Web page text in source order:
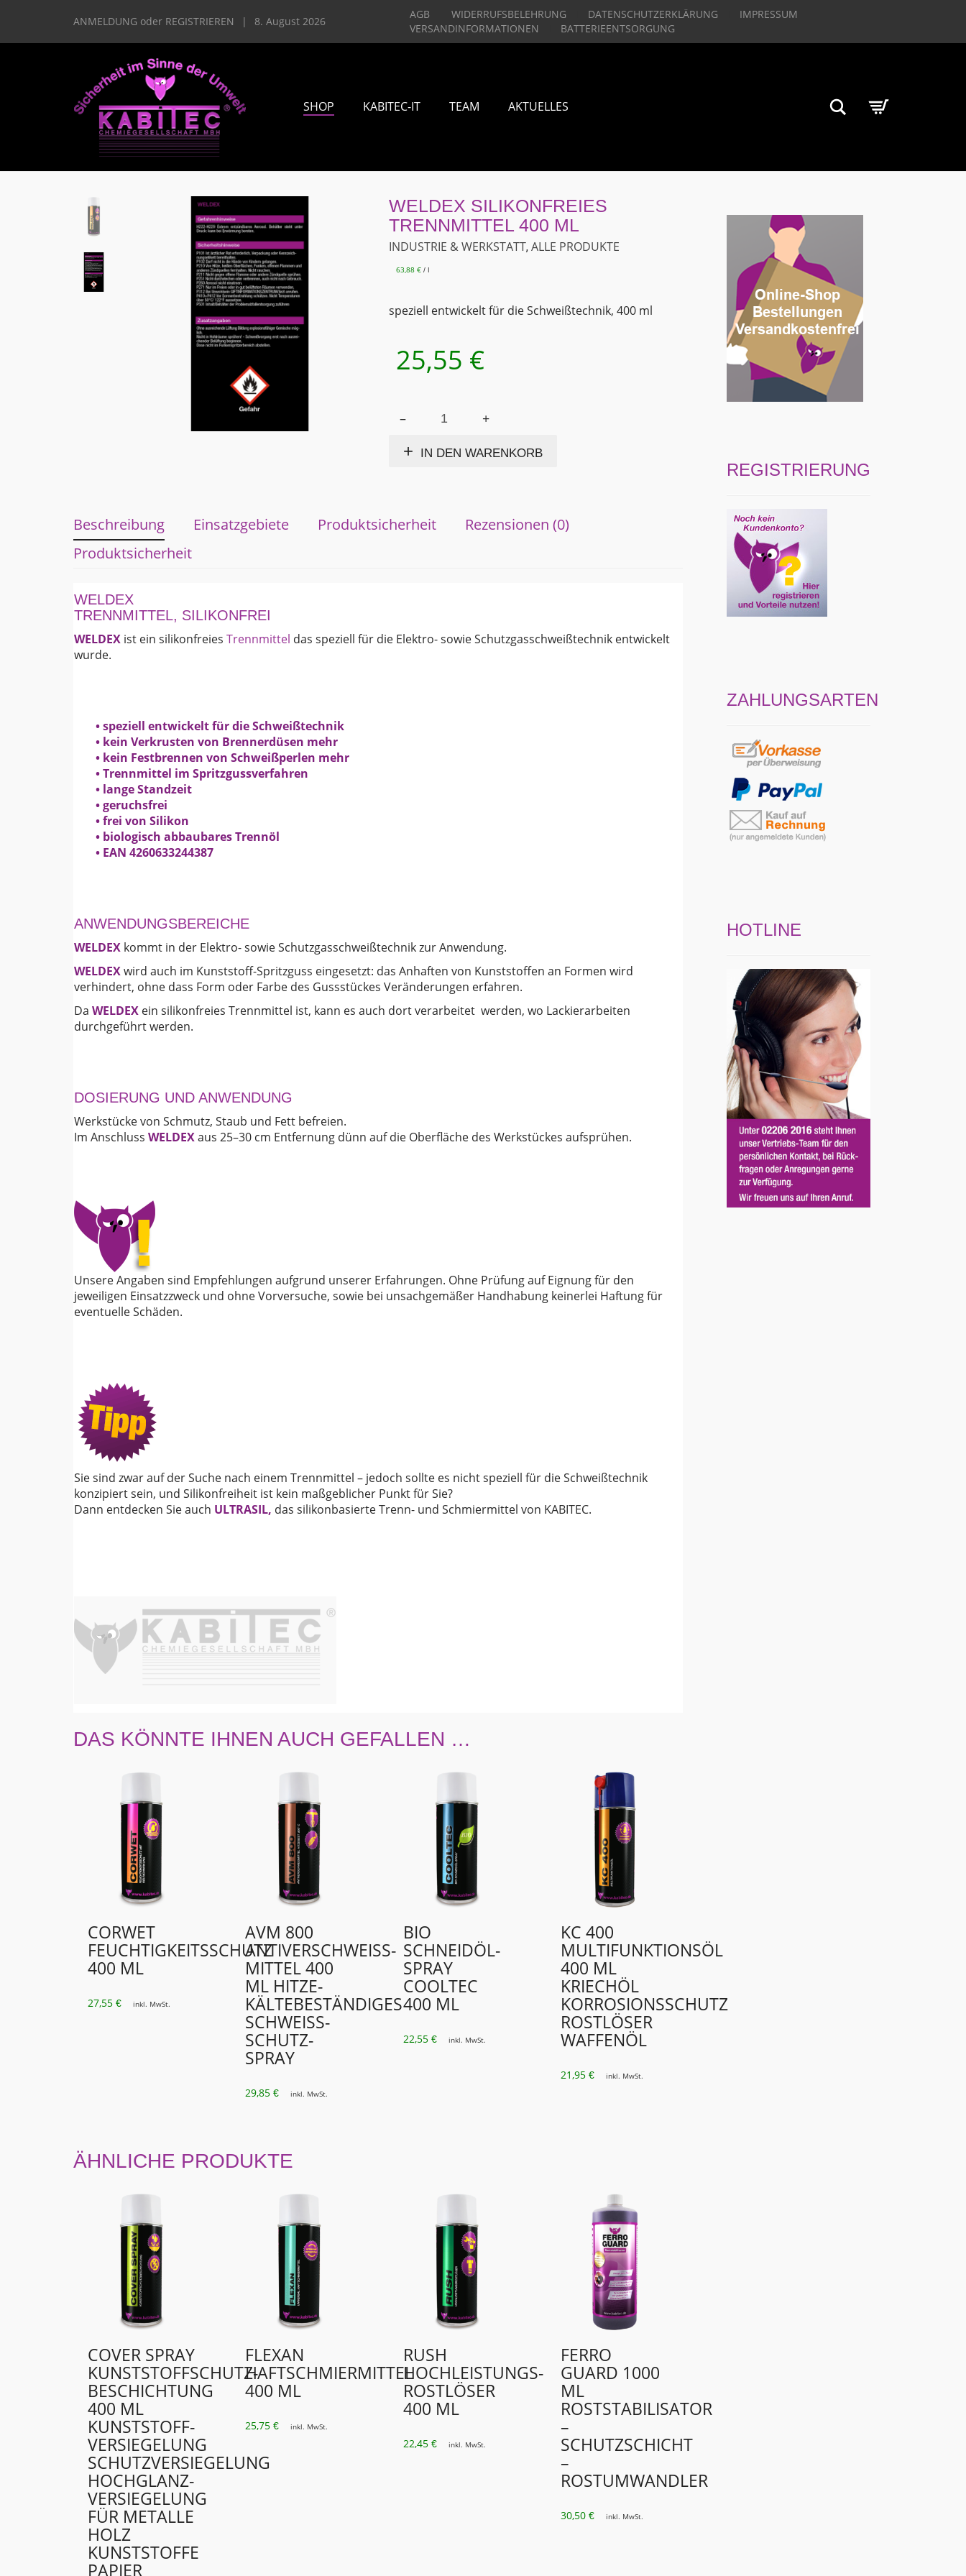
ANMELDUNG oder REGISTRIEREN | 8. August 2026
AGB WIDERRUFSBELEHRUNG DATENSCHUTZERKLÄRUNG
IMPRESSUM
VERSANDINFORMATIONEN
BATTERIEENTSORGUNG
SHOP KABITEC-IT TEAM AKTUELLES Suchen
WELDEX SILIKONFREIES
TRENNMITTEL 400 ML
INDUSTRIE & WERKSTATT, ALLE PRODUKTE
63,88 €/ l
speziell entwickelt für die Schweißtechnik, 400 ml
25,55 €
silikonfreies
400 mlIN DEN WARENKORB
Beschreibung Einsatzgebiete Produktsicherheit
Rezensionen (0)
Produktsicherheit
WELDEX
TRENNMITTEL, SILIKONFREI
WELDEX ist ein silikonfreies Trennmittel das speziell für die Elektro- sowie Schutzgasschweißtechnik entwickelt
wurde.
• speziell entwickelt für die Schweißtechnik
• kein Verkrusten von Brennerdüsen mehr
• kein Festbrennen von Schweißperlen mehr
• Trennmittel im Spritzgussverfahren
• lange Standzeit
• geruchsfrei
• frei von Silikon
• biologisch abbaubares Trennöl
• EAN 4260633244387
ANWENDUNGSBEREICHE
WELDEX kommt in der Elektro- sowie Schutzgasschweißtechnik zur Anwendung.
WELDEXwird auch im Kunststoff-Spritzguss eingesetzt: das Anhaften von Kunststoffen an Formen wird
verhindert, ohne dass Form oder Farbe des Gussstückes Veränderungen erfahren.
Da WELDEX ein silikonfreies Trennmittel ist, kann es auch dort verarbeitet werden, wo Lackierarbeiten
durchgeführt werden.
DOSIERUNG UND ANWENDUNG
Werkstücke von Schmutz, Staub und Fett befreien.
Im Anschluss WELDEXaus 25–30 cm Entfernung dünn auf die Oberfläche des Werkstückes aufsprühen.
Unsere Angaben sind Empfehlungen aufgrund unserer Erfahrungen. Ohne Prüfung auf Eignung für den
jeweiligen Einsatzzweck und ohne Vorversuche, sowie bei unsachgemäßer Handhabung keinerlei Haftung für
eventuelle Schäden.
Sie sind zwar auf der Suche nach einem Trennmittel – jedoch sollte es nicht speziell für die Schweißtechnik
konzipiert sein, und Silikonfreiheit ist kein maßgeblicher Punkt für Sie?
Dann entdecken Sie auch ULTRASIL, das silikonbasierte Trenn- und Schmiermittel von KABITEC.
DAS KÖNNTE IHNEN AUCH GEFALLEN …
CORWET
FEUCHTIGKEITSSCHUTZ
400 ML
27,55 € inkl. MwSt.
AVM 800
ANTIVERSCHWEISS­M
ITTEL 400 M
L HITZE- K
ÄLTEBESTÄNDIGES S
CHWEISS-SC
HUTZ-SP
RAY
29,85€ inkl. MwSt.
BIO
SCHNEIDÖL-
SPRAY
COOLTEC
400 ML
22,55 € inkl. MwSt.
KC 400
MULTIFUNKTIONSÖL
400 ML
KRIECHÖL
KORROSIONSSCHUTZ
ROSTLÖSER
WAFFENÖL
21,95€ inkl. MwSt.
ÄHNLICHE PRODUKTE
COVER SPRAY
KUNSTSTOFFSCHUTZ­
BESCHICHTUNG
400 ML
KUNSTSTOFF­
VERSIEGELUNG
SCHUTZVERSIEGELUNG
HOCHGLANZ­
VERSIEGELUNG
FÜR METALLE
HOLZ
KUNSTSTOFFE
PAPIER
FLEXAN
HAFTSCHMIERMITTEL
400 ML
25,75€ inkl. MwSt.
RUSH
HOCHLEISTUNGS­
ROSTLÖSER
400 ML
22,45 € inkl. MwSt.
FERRO
GUARD 1000
ML
ROSTSTABILISATOR
–
SCHUTZSCHICHT
–
ROSTUMWANDLER
30,50€ inkl. MwSt.
REGISTRIERUNG
ZAHLUNGSARTEN
HOTLINE